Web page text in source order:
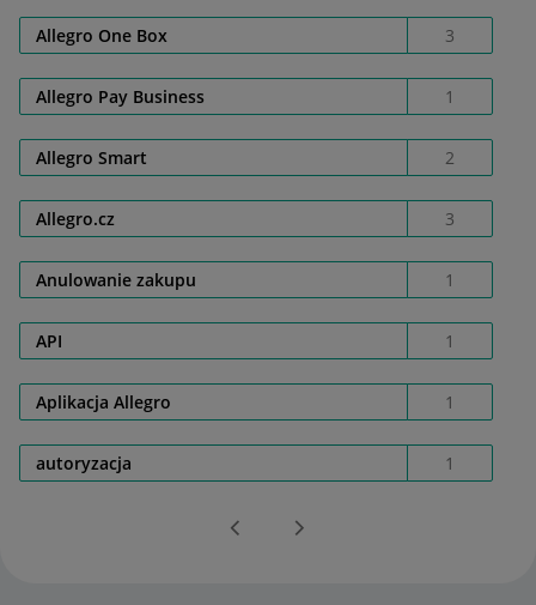
Allegro One Box 3
Allegro Pay Business 1
Allegro Smart 2
Allegro.cz 3
Anulowanie zakupu 1
API 1
Aplikacja Allegro 1
autoryzacja 1